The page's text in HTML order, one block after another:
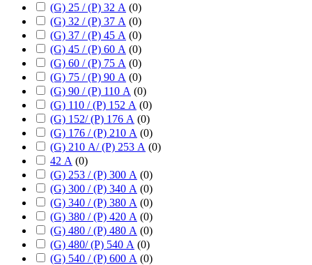
(G) 25 / (P) 32 А (0)
(G) 32 / (P) 37 А (0)
(G) 37 / (P) 45 А (0)
(G) 45 / (P) 60 А (0)
(G) 60 / (P) 75 А (0)
(G) 75 / (P) 90 А (0)
(G) 90 / (P) 110 А (0)
(G) 110 / (P) 152 А (0)
(G) 152/ (P) 176 А (0)
(G) 176 / (P) 210 А (0)
(G) 210 А/ (P) 253 А (0)
42 А (0)
(G) 253 / (P) 300 А (0)
(G) 300 / (P) 340 А (0)
(G) 340 / (P) 380 А (0)
(G) 380 / (P) 420 А (0)
(G) 480 / (P) 480 А (0)
(G) 480/ (P) 540 А (0)
(G) 540 / (P) 600 А (0)